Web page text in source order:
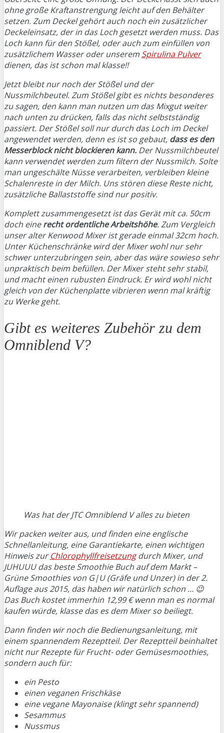
ohne große Kraftanstrengung leicht auf den Behälter
setzen. Zum Deckel gehört auch noch ein zusätzlicher
Deckeleinsatz, der in das Loch gesetzt werden muss. Das
Loch kann für den Stößel, oder auch zum einfüllen von
zusätzlichem Wasser oder unserem Spirulina Pulver
dienen, das ist schon mal klasse!!
Jetzt bleibt nur noch der Stößel und der
Nussmilchbeutel. Zum Stößel gibt es nichts besonderes
zu sagen, den kann man nutzen um das Mixgut weiter
nach unten zu drücken, falls das nicht selbstständig
passiert. Der Stößel soll nur durch das Loch im Deckel
angewendet werden, denn es ist so gebaut, dass es den
Messerblock nicht blockieren kann. Der Nussmilchbeutel
kann verwendet werden zum filtern der Nussmilch. Solte
man ungeschälte Nüsse verarbeiten, verbleiben kleine
Schalenreste in der Milch. Uns stören diese Reste nicht,
zusätzliche Ballaststoffe sind nur positiv.
Komplett zusammengesetzt ist das Gerät mit ca. 50cm
doch einerecht ordentliche Arbeitshöhe. Zum Vergleich
unser alter Kenwood Mixer ist gerade einmal 32cm hoch.
Unter Küchenschränke wird der Mixer wohl nur sehr
schwer unterzubringen sein, aber das wäre sowieso sehr
unpraktisch beim befüllen. Der Mixer steht sehr stabil,
und macht einen rubusten Eindruck. Er wird wohl nicht
gleich von der Küchenplatte vibrieren wenn mal kräftig
zu Werke geht.
Gibt es weiteres Zubehör zu dem
Omniblend V?
Was hat der JTC Omniblend V alles zu bieten
Wir packen weiter aus, und finden eine englische
Schnellanleitung, eine Garantiekarte, einen wichtigen
Hinweis zurChlorophyllfreisetzungdurch Mixer, und
JUHUUU das beste Smoothie Buch auf dem Markt –
Grüne Smoothies von G|U (Gräfe und Unzer) in der 2.
Auflage aus 2015, das haben wir natürlich schon … 😉
Das Buch kostet immerhin 12,99 € wenn man es normal
kaufen würde, klasse das es dem Mixer so beiliegt.
Dann finden wir noch die Bedienungsanleitung, mit
einem spannendem Rezeptteil. Der Rezeptteil beinhaltet
nicht nur Rezepte für Frucht- oder Gemüsesmoothies,
sondern auch für:
ein Pesto
einen veganen Frischkäse
eine vegane Mayonaise (klingt sehr spannend)
Sesammus
Nussmus